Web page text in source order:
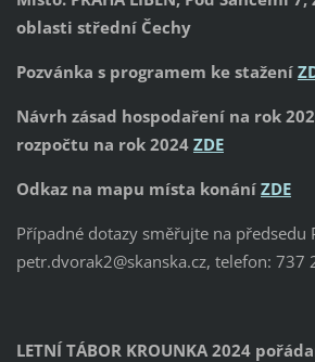
oblasti střední Čechy
Pozvánka s programem ke stažení
Návrh zásad hospodaření na rok
rozpočtu na rok 2024 ZDE
Odkaz na mapu místa konání ZDE
Případné dotazy směřujte na předsedu
petr.dvorak2@skanska.cz, telefon: 737
LETNÍ TÁBOR KROUNKA 2024